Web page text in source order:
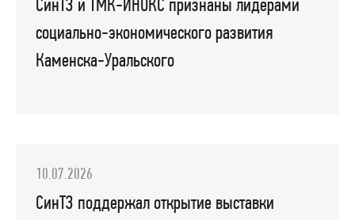
СинТЗ и ТМК-ИНОКС признаны лидерами
социально-экономического развития
Каменска-Уральского
10.07.2026
СинТЗ поддержал открытие выставки